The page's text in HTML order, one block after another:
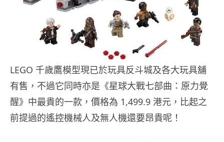
LEGO 千歲鷹模型現已於玩具反斗城及各大玩具舖
有售，不過它同時亦是《星球大戰七部曲：原力覺
醒》中最貴的一款，價格為 1,499.9 港元，比起之
前提過的遙控機械人及無人機還要昂貴呢！